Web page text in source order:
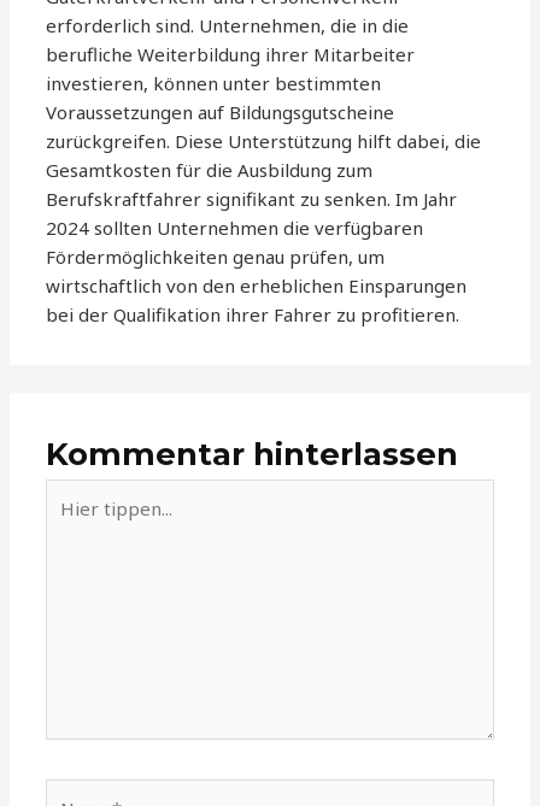
erforderlich sind. Unternehmen, die in die
berufliche Weiterbildung ihrer Mitarbeiter
investieren, können unter bestimmten
Voraussetzungen auf Bildungsgutscheine
zurückgreifen. Diese Unterstützung hilft dabei, die
Gesamtkosten für die Ausbildung zum
Berufskraftfahrer signifikant zu senken. Im Jahr
2024 sollten Unternehmen die verfügbaren
Fördermöglichkeiten genau prüfen, um
wirtschaftlich von den erheblichen Einsparungen
bei der Qualifikation ihrer Fahrer zu profitieren.
Kommentar hinterlassen
tippen...